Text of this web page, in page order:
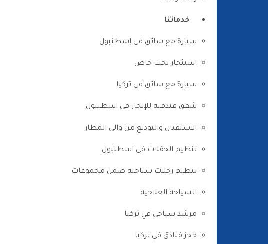
خدماتنا
سيارة مع سائق في إسطنبول
استئجار يخت خاص
سيارة مع سائق في تركيا
شقق فندقية للإيجار في اسطنبول
الاستقبال والتوديع من والى المطار
تنظيم الحفلات في اسطنبول
تنظيم رحلات سياحية ضمن مجموعات
السياحة العلاجية
مرشد سياحي في تركيا
حجز فنادق في تركيا